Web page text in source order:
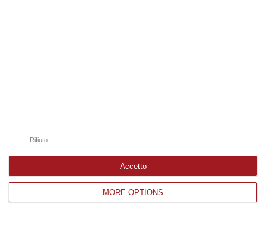
MORE OPTIONS
Rifiuto
Accetto
Corriere delle Calabria è una testata giornalistica di News&Com S.r.l